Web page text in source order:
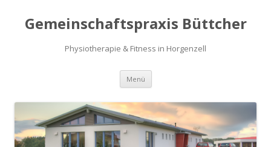
Gemeinschaftspraxis Büttcher
Physiotherapie & Fitness in Horgenzell
Menü Zum
springen